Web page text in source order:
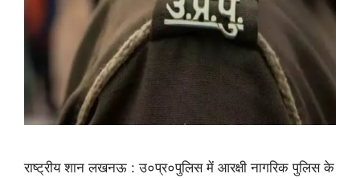
राष्ट्रीय शान लखनऊ : उ०प्र०पुलिस में आरक्षी नागरिक पुलिस के